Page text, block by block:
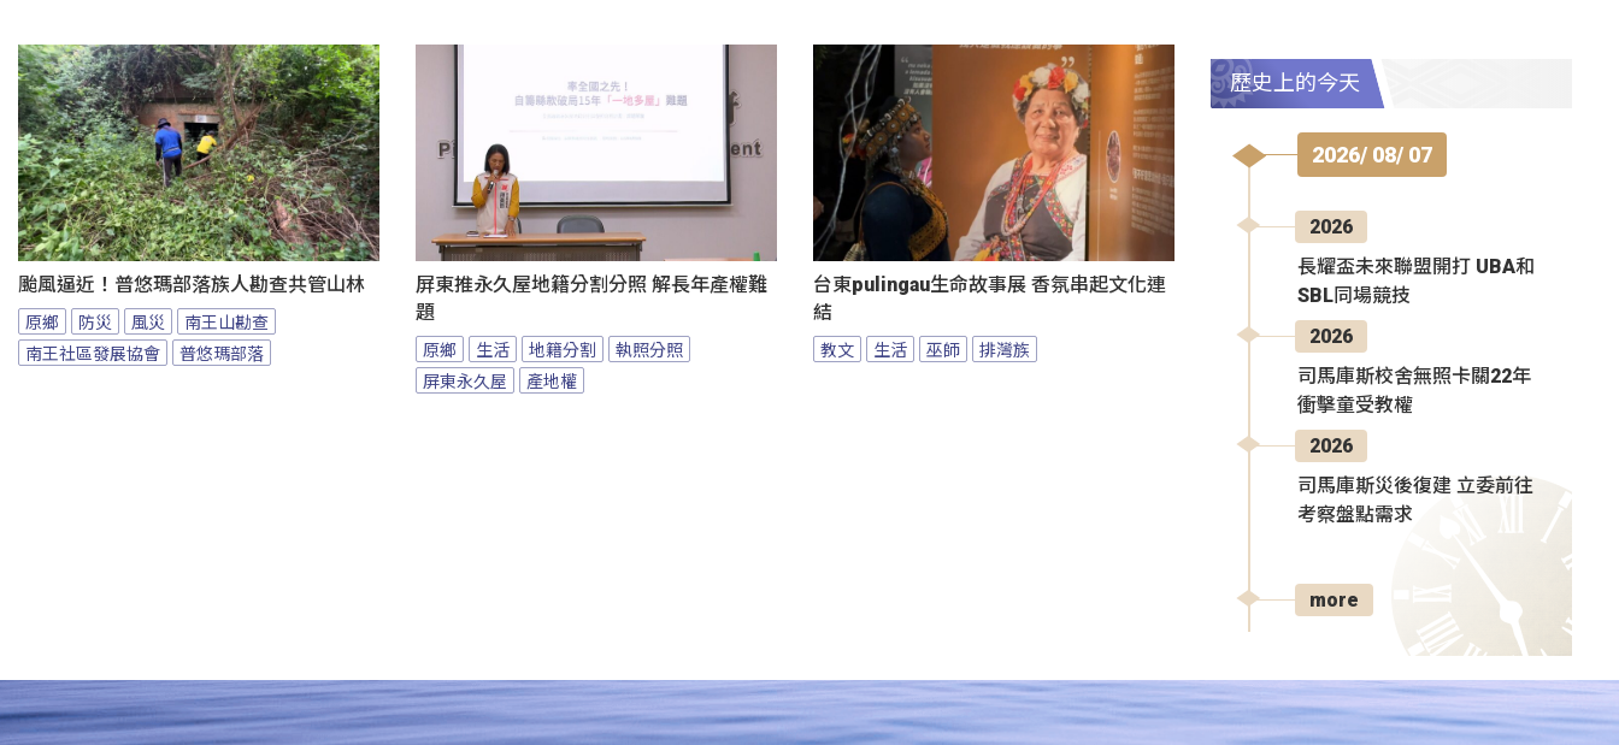
颱風逼近！普悠瑪部落族人勘查共管山林
原鄉 防災 風災
南王山勘查
南王社區發展協會
普悠瑪部落
屏東推永久屋地籍分割分照 解長年產權難
題
原鄉 生活 地籍分割
執照分照
屏東永久屋
產地權
台東pulingau生命故事展 香氛串起文化連
結
教文 生活 巫師 排灣族
歷史上的今天
2026/ 08/ 07
2026
長耀盃未來聯盟開打 UBA和
SBL同場競技
2026
司馬庫斯校舍無照卡關22年
衝擊童受教權
2026
司馬庫斯災後復建 立委前往
考察盤點需求
more